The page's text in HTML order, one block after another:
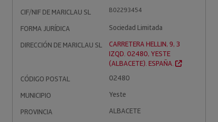
CIF/NIF DE MARICLAU SL B02293454
FORMA JURÍDICA
Sociedad Limitada
DIRECCIÓN DE MARICLAU SL
CARRETERA HELLIN, 9, 3
IZQD. 02480, YESTE
(ALBACETE). ESPAÑA.
CÓDIGO POSTAL
02480
MUNICIPIO
Yeste
PROVINCIA
ALBACETE